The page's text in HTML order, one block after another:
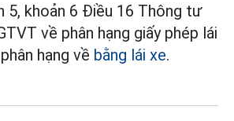
5, khoản 6 Điều 16 Thông tư
về phân hạng giấy phép lái
hạng về bằng lái xe.